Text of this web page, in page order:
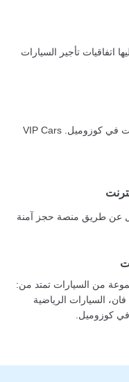
اتفاقيات تأجير السيارات
إلغاء مجاني لايجار السيارات في كوزوميل. VIP Cars
عن طريق منصة حجز آمنة
من السيارات تمتد من:
فان، السيارات الرياضية
في كوزوميل.